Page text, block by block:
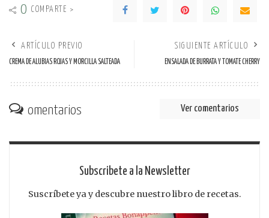
0 COMPARTE >
ARTÍCULO PREVIO
CREMA DE ALUBIAS ROJAS Y MORCILLA SALTEADA
SIGUIENTE ARTÍCULO
ENSALADA DE BURRATA Y TOMATE CHERRY
omentarios Ver comentarios
Subscribete a la Newsletter
Suscríbete ya y descubre nuestro libro de recetas.